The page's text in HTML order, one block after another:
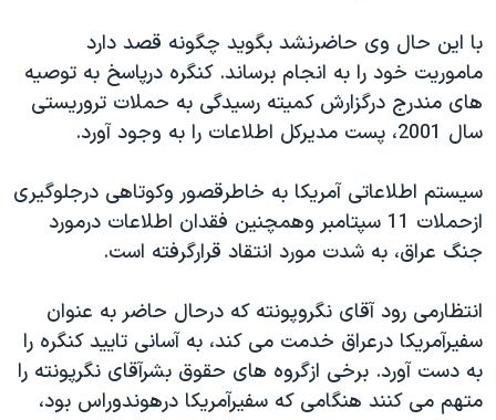
علم و فناوری
اسرائیل در جنگ
گالری عکس
آرشیو پخش زنده
رمز مهسا
ورزش زنان در ایران
اعتراضات زن، زندگی، آزادی
مجموعه مستندهای دادخواهی
تریبونال مردمی آبان ۹۸
دادگاه حمید نوری
چهل سال گروگان‌گیری
قانون شفافیت دارائی کادر رهبری ایران
اعتراضات مردمی آبان ۹۸
زبانهای مختلف
با اين حال وی حاضرنشد بگويد چگونه قصد دارد
ماموريت خود را به انجام برساند. کنگره درپاسخ به توصيه
های مندرج درگزارش کميته رسيدگی به حملات تروريستی
سال 2001، پست مديرکل اطلاعات را به وجود آورد.
سيستم اطلاعاتی آمريکا به خاطرقصور وکوتاهی درجلوگيری
ازحملات 11 سپتامبر وهمچنين فقدان اطلاعات درمورد
جنگ عراق، به شدت مورد انتقاد قرارگرفته است.
انتظارمی رود آقای نگروپونته که درحال حاضر به عنوان
سفيرآمريکا درعراق خدمت می کند، به آسانی تاييد کنگره را
به دست آورد. برخی ازگروه های حقوق بشرآقای نگرپونته را
متهم می کنند هنگامی که سفيرآمريکا درهوندوراس بود،